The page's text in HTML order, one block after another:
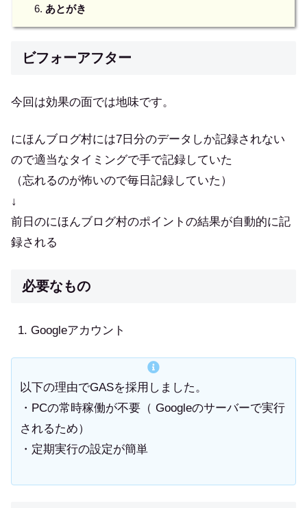
あとがき
ビフォーアフター
今回は効果の面では地味です。
にほんブログ村には7日分のデータしか記録されない
ので適当なタイミングで手で記録していた
（忘れるのが怖いので毎日記録していた）
↓
前日のにほんブログ村のポイントの結果が自動的に記
録される
必要なもの
Googleアカウント
以下の理由でGASを採用しました。
・PCの常時稼働が不要（ Googleのサーバーで実行
されるため）
・定期実行の設定が簡単